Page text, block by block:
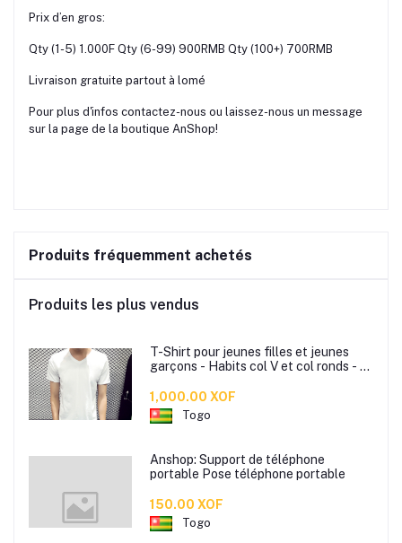
Prix d’en gros:
Qty (1-5) 1.000F Qty (6-99) 900RMB Qty (100+) 700RMB
Livraison gratuite partout à lomé
Pour plus d'infos contactez-nous ou laissez-nous un message
sur la page de la boutique AnShop!
Produits fréquemment achetés
Produits les plus vendus
T-Shirt pour jeunes filles et jeunes
garçons - Habits col V et col ronds - T-
1,000.00 XOF
Togo
Anshop: Support de téléphone
portable Pose téléphone portable
150.00 XOF
Togo